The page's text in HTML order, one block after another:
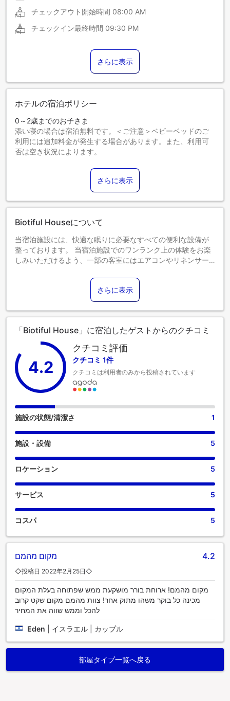
チェックアウト開始時間 08:00 AM
チェックイン最終時間 09:30 PM
さらに表示
ホテルの宿泊ポリシー
0～2歳までのお子さま
添い寝の場合は宿泊無料です。＜ご注意＞ベビーベッドのご
利用には追加料金が発生する場合があります。また、利用可
否は空き状況によります。
添い寝の場合は宿泊無料です。
13歳以上のゲストは大人とみなされます。
エキストラベッドの追加可否は、お部屋タイプにより異なり
ます。各部屋タイプ欄の記載をご確認ください。
さらに表示
Biotiful Houseについて
当宿泊施設には、快適な眠りに必要なすべての便利な設備が
整っております。 当宿泊施設でのワンランク上の体験をお楽
しみいただけるよう、一部の客室にはエアコンやリネンサー
Biotiful Houseの一部客室では、独立したリビングルーム、あ
るいはバルコニーやテラスが部屋のデザインに組み込まれて
います。 一部の客室では、室内でお飲み物をお楽しみいただ
けます。 ご滞在中は、魅力的なアクティビティやアメニティ
スパ施設で、毎日の疲れを癒しましょう。 当宿泊施設のフィ
ットネスセンターを、日課のエクササイズに取り組んだり、
汗を流して時差ぼけを解消したりするためにご利用くださ
い。
さらに表示
「Biotiful House」に宿泊したゲストからのクチコミ
4.2
クチコミ評価
クチコミ 1件
クチコミは利用者のみから投稿されています
施設の状態/清潔さ 1
施設・設備 5
ロケーション 5
サービス 5
コスパ 5
מקום מהמם 4.2
◇投稿日 2022年2月25日◇
מקום מהמם! ארוחת בורר מושקעת ממש שפתוחה בעלת המקום
מכינה כל בוקר משהו מתוק אחר! צוות מהמם מקום שקט קרוב
להכל וממש שווה את המחיר
Eden イスラエル | カップル
部屋タイプ一覧へ戻る